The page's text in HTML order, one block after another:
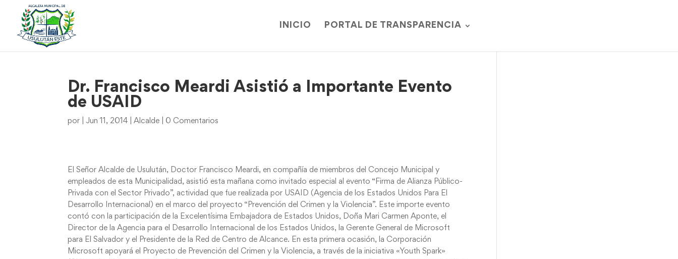
INICIO PORTAL DE TRANSPARENCIA
Dr. Francisco Meardi Asistió a Importante Evento
de USAID
por Jun 11, 2014 |Alcalde 0 Comentarios
El Señor Alcalde de Usulután, Doctor Francisco Meardi, en compañía de miembros del Concejo Municipal y
empleados de esta Municipalidad, asistió esta mañana como invitado especial al evento “Firma de Alianza Público-
Privada con el Sector Privado”, actividad que fue realizada por USAID (Agencia de los Estados Unidos Para El
Desarrollo Internacional) en el marco del proyecto “Prevención del Crimen y la Violencia”. Este importe evento
contó con la participación de la Excelentísima Embajadora de Estados Unidos, Doña Mari Carmen Aponte, el
Director de la Agencia para el Desarrollo Internacional de los Estados Unidos, la Gerente General de Microsoft
para El Salvador y el Presidente de la Red de Centro de Alcance. En esta primera ocasión, la Corporación
Microsoft apoyará el Proyecto de Prevención del Crimen y la Violencia, a través de la iniciativa «Youth Spark»